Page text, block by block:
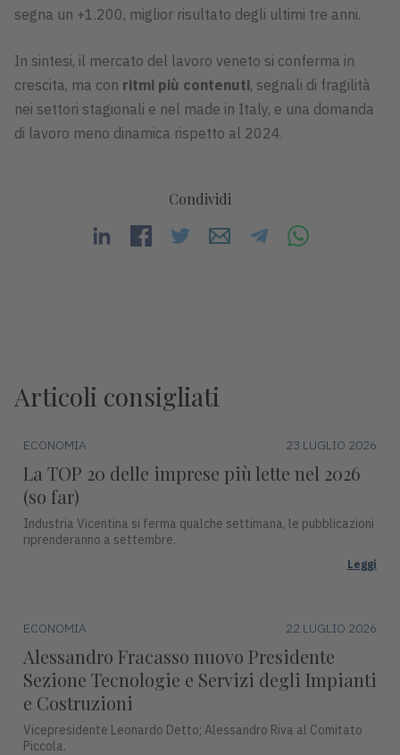
segna un +1.200, miglior risultato degli ultimi tre anni.
In sintesi, il mercato del lavoro veneto si conferma in
crescita, ma con ritmi più contenuti, segnali di fragilità
nei settori stagionali e nel made in Italy, e una domanda
di lavoro meno dinamica rispetto al 2024.
Condividi
Articoli consigliati
ECONOMIA 23 LUGLIO 2026
La TOP 20 delle imprese più lette nel 2026
(so far)
Industria Vicentina si ferma qualche settimana, le pubblicazioni
riprenderanno a settembre.
Leggi
ECONOMIA 22 LUGLIO 2026
Alessandro Fracasso nuovo Presidente
Sezione Tecnologie e Servizi degli Impianti
e Costruzioni
Vicepresidente Leonardo Detto; Alessandro Riva al Comitato
Piccola.